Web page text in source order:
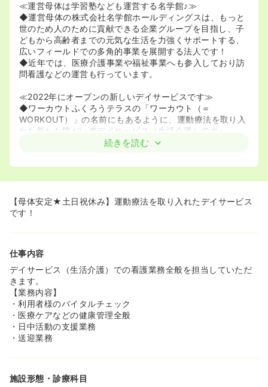
≪運営母体は学習塾なども運営する名学館♪≫
◆運営母体の株式会社名学館ホールディングスは、もっと
世のため人のために貢献できる企業グループを目指し、子
どもから高齢者までの元気な生活を力強くサポートする、
広いフィールドでの多角的事業を展開する法人です！
◆近年では、医療介護事業や福祉事業へも参入しており訪
問看護などの運営も行っています。
≪2022年にオープンの新しいデイサービスです≫
◆ワーカウトふくろうテラスの「ワーカウト（＝
WORKOUT）」の名前にもあるように、運動療法を取り入
れた新たな障がい者デイサービス（生活介護）です♪
続きを読む
【母体安定★土日祝休み】運動療法を取り入れたデイサービス
です！
仕事内容
デイサービス（生活介護）での看護業務全般を担当していただ
きます。
【業務内容】
・利用者様のバイタルチェック
・医療ケアなどの健康管理全般
・日中活動の支援業務
・送迎業務
施設形態・診療科目